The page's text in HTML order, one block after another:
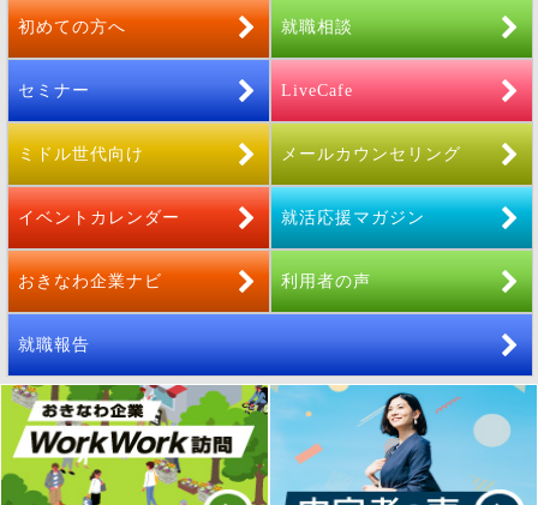
初めての方へ 就職相談
セミナー LiveCafe
ミドル世代向け メールカウンセリング
イベントカレンダー 就活応援マガジン
おきなわ企業ナビ 利用者の声
就職報告